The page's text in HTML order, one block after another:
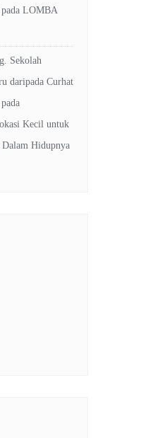
pada LOMBA
Sekolah
daripada Curhat
pada
Kecil untuk
Hidupnya